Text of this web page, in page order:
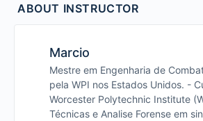
ABOUT INSTRUCTOR
Marcio
Mestre em Engenharia de
pela WPI nos Estados Unidos. -
Worcester Polytechnic Institute
Técnicas e Analise Forense em